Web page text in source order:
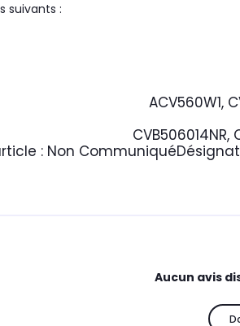
suivants :
ACV560W1,
CVB506014NR,
: Non Communiqué
Aucun avis